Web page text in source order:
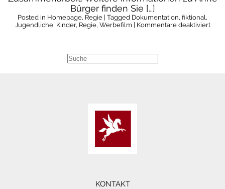
Bürger finden Sie […]
Posted in Homepage, Regie | Tagged Dokumentation, fiktional,
Jugendliche, Kinder, Regie, Werbefilm Kommentare deaktiviertfür
KONTAKT